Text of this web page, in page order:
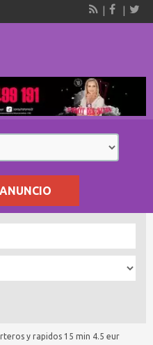
y rapidos 15 min 4.5 eur